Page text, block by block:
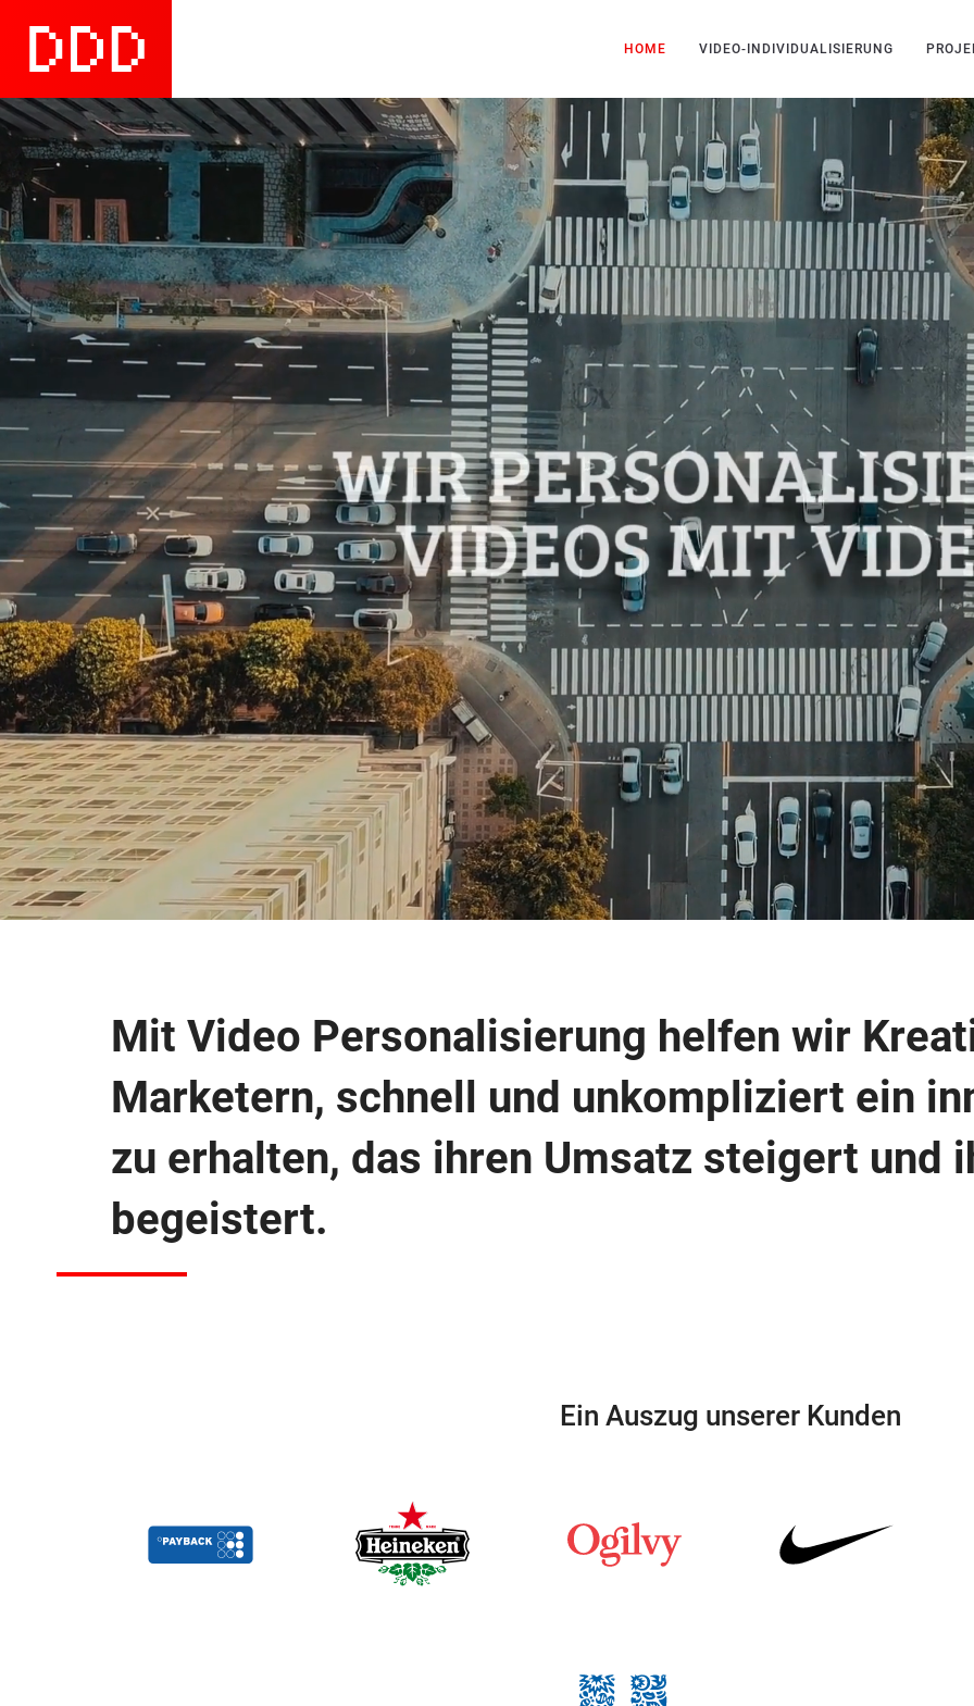
HOME VIDEO-INDIVIDUALISIERUNG
Mit Video Personalisierung helfen wir
Marketern, schnell und unkompliziert ein
zu erhalten, das ihren Umsatz steigert und
begeistert.
Ein Auszug unserer Kunden